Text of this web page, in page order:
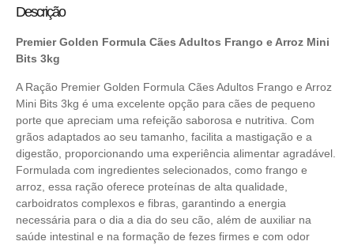
Descrição
Premier Golden Formula Cães Adultos Frango e Arroz Mini
Bits 3kg
A Ração Premier Golden Formula Cães Adultos Frango e Arroz
Mini Bits 3kg é uma excelente opção para cães de pequeno
porte que apreciam uma refeição saborosa e nutritiva. Com
grãos adaptados ao seu tamanho, facilita a mastigação e a
digestão, proporcionando uma experiência alimentar agradável.
Formulada com ingredientes selecionados, como frango e
arroz, essa ração oferece proteínas de alta qualidade,
carboidratos complexos e fibras, garantindo a energia
necessária para o dia a dia do seu cão, além de auxiliar na
saúde intestinal e na formação de fezes firmes e com odor